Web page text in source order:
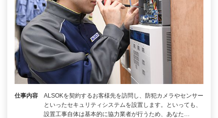
仕事内容
ALSOKを契約するお客様先を訪問し、防犯カメラやセンサー
といったセキュリティシステムを設置します。といっても、
設置工事自体は基本的に協力業者が行うため、あなた…